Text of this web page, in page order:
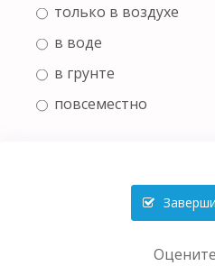
только в воздухе
в воде
в грунте
повсеместно